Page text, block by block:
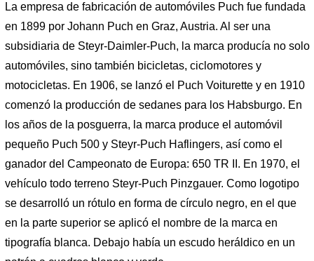
La empresa de fabricación de automóviles Puch fue fundada
en 1899 por Johann Puch en Graz, Austria. Al ser una
subsidiaria de Steyr-Daimler-Puch, la marca producía no solo
automóviles, sino también bicicletas, ciclomotores y
motocicletas. En 1906, se lanzó el Puch Voiturette y en 1910
comenzó la producción de sedanes para los Habsburgo. En
los años de la posguerra, la marca produce el automóvil
pequeño Puch 500 y Steyr-Puch Haflingers, así como el
ganador del Campeonato de Europa: 650 TR II. En 1970, el
vehículo todo terreno Steyr-Puch Pinzgauer. Como logotipo
se desarrolló un rótulo en forma de círculo negro, en el que
en la parte superior se aplicó el nombre de la marca en
tipografía blanca. Debajo había un escudo heráldico en un